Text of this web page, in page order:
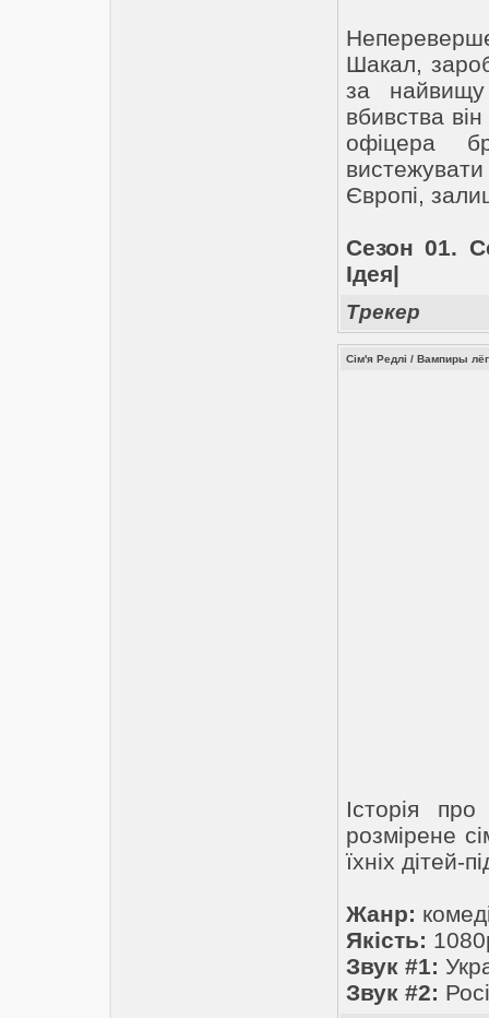
Шакал,
за
вбивства він
офіцера
Європі,
Сезон 01.
Ідея|
Трекер
Сім'я Редлі / Вампиры
Історія
розмірене
їхніх дітей-
Жанр:
Якість:
Звук #1:
Звук #2: